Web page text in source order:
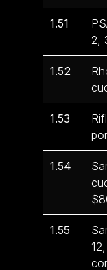
1.51
2,
1.52
1.53
1.54
1.55